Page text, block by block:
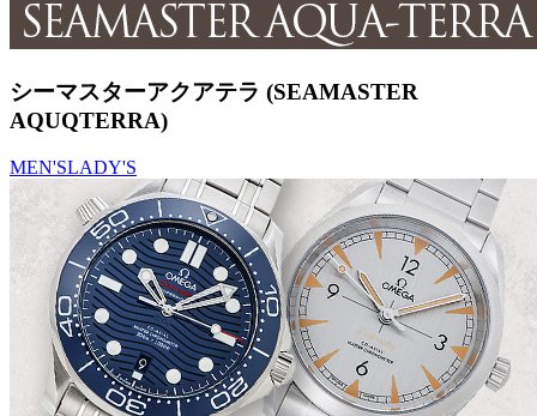
シーマスターアクアテラ (SEAMASTER
AQUQTERRA)
MEN'SLADY'S